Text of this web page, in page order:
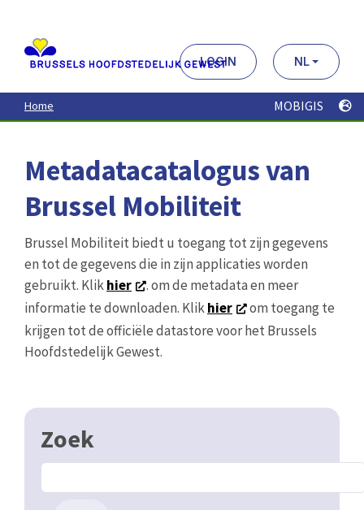
contenu
principal
LOGIN NL
Home MOBIGIS
Metadatacatalogus van
Brussel Mobiliteit
Brussel Mobiliteit biedt u toegang tot zijn gegevens
en tot de gegevens die in zijn applicaties worden
gebruikt. Klikhier
. om de metadata en meer
informatie te downloaden. Klikhier
om toegang te
krijgen tot de officiële datastore voor het Brussels
Hoofdstedelijk Gewest.
Zoek